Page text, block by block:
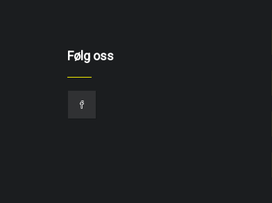
Følg oss